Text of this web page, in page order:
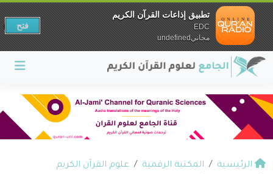
الرئيسية المكتبة الرقمية
علوم القرآن الكريم
تطبيق إذاعات القرآن الكريم
EDC
مجانيundefined
فتح